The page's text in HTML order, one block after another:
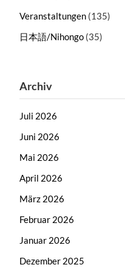
Veranstaltungen(135)
日本語/Nihongo(35)
Archiv
Juli 2026
Juni 2026
Mai 2026
April 2026
März 2026
Februar 2026
Januar 2026
Dezember 2025